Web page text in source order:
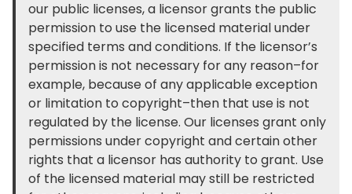
our public licenses, a licensor grants the public
permission to use the licensed material under
specified terms and conditions. If the licensor’s
permission is not necessary for any reason–for
example, because of any applicable exception
or limitation to copyright–then that use is not
regulated by the license. Our licenses grant only
permissions under copyright and certain other
rights that a licensor has authority to grant. Use
of the licensed material may still be restricted